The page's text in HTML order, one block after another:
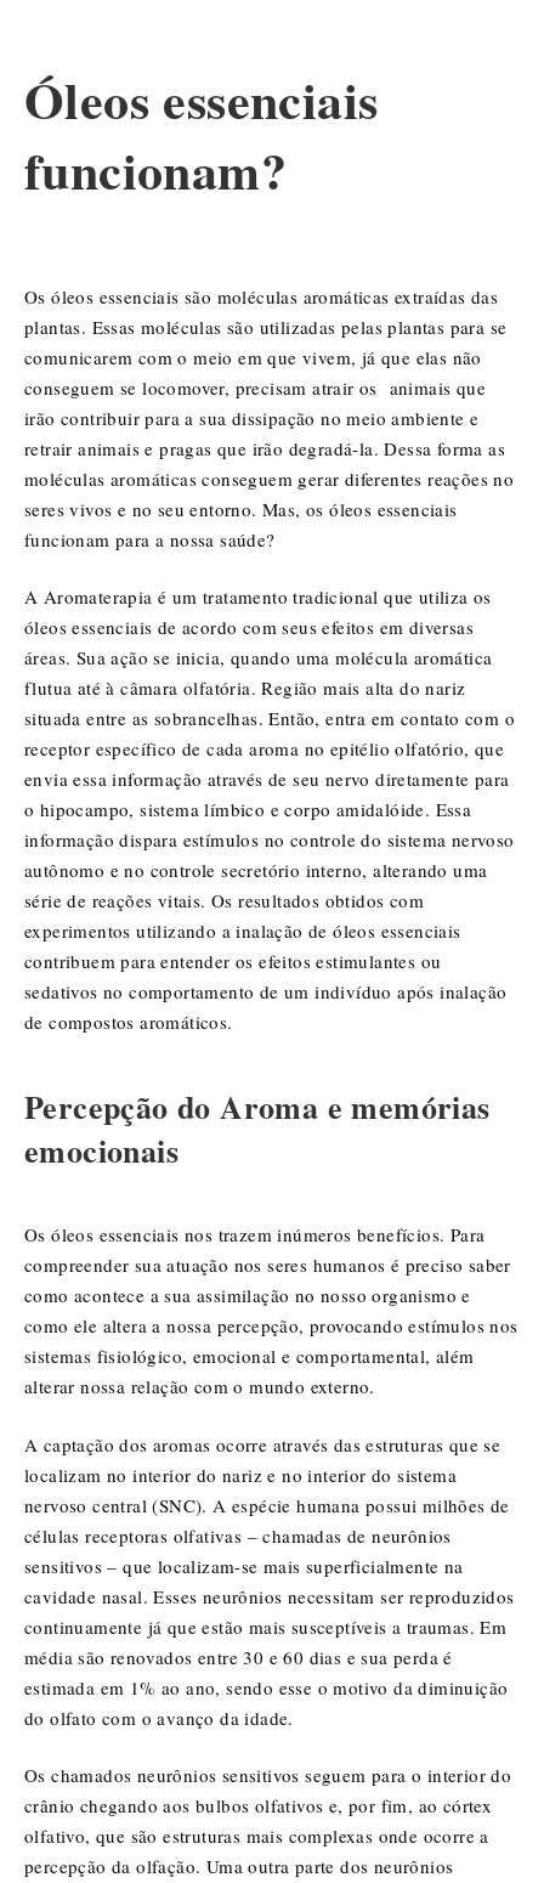
Óleos essenciais
funcionam?
Os óleos essenciais são moléculas aromáticas extraídas das
plantas. Essas moléculas são utilizadas pelas plantas para se
comunicarem com o meio em que vivem, já que elas não
conseguem se locomover, precisam atrair os animais que
irão contribuir para a sua dissipação no meio ambiente e
retrair animais e pragas que irão degradá-la. Dessa forma as
moléculas aromáticas conseguem gerar diferentes reações no
seres vivos e no seu entorno. Mas, os óleos essenciais
funcionam para a nossa saúde?
A Aromaterapia é um tratamento tradicional que utiliza os
óleos essenciais de acordo com seus efeitos em diversas
áreas. Sua ação se inicia, quando uma molécula aromática
flutua até à câmara olfatória. Região mais alta do nariz
situada entre as sobrancelhas. Então, entra em contato com o
receptor específico de cada aroma no epitélio olfatório, que
envia essa informação através de seu nervo diretamente para
o hipocampo, sistema límbico e corpo amidalóide. Essa
informação dispara estímulos no controle do sistema nervoso
autônomo e no controle secretório interno, alterando uma
série de reações vitais. Os resultados obtidos com
experimentos utilizando a inalação de óleos essenciais
contribuem para entender os efeitos estimulantes ou
sedativos no comportamento de um indivíduo após inalação
de compostos aromáticos.
Percepção do Aroma e memórias
emocionais
Os óleos essenciais nos trazem inúmeros benefícios. Para
compreender sua atuação nos seres humanos é preciso saber
como acontece a sua assimilação no nosso organismo e
como ele altera a nossa percepção, provocando estímulos nos
sistemas fisiológico, emocional e comportamental, além
alterar nossa relação com o mundo externo.
A captação dos aromas ocorre através das estruturas que se
localizam no interior do nariz e no interior do sistema
nervoso central (SNC). A espécie humana possui milhões de
células receptoras olfativas – chamadas de neurônios
sensitivos – que localizam-se mais superficialmente na
cavidade nasal. Esses neurônios necessitam ser reproduzidos
continuamente já que estão mais susceptíveis a traumas. Em
média são renovados entre 30 e 60 dias e sua perda é
estimada em 1% ao ano, sendo esse o motivo da diminuição
do olfato com o avanço da idade.
Os chamados neurônios sensitivos seguem para o interior do
crânio chegando aos bulbos olfativos e, por fim, ao córtex
olfativo, que são estruturas mais complexas onde ocorre a
percepção da olfação. Uma outra parte dos neurônios